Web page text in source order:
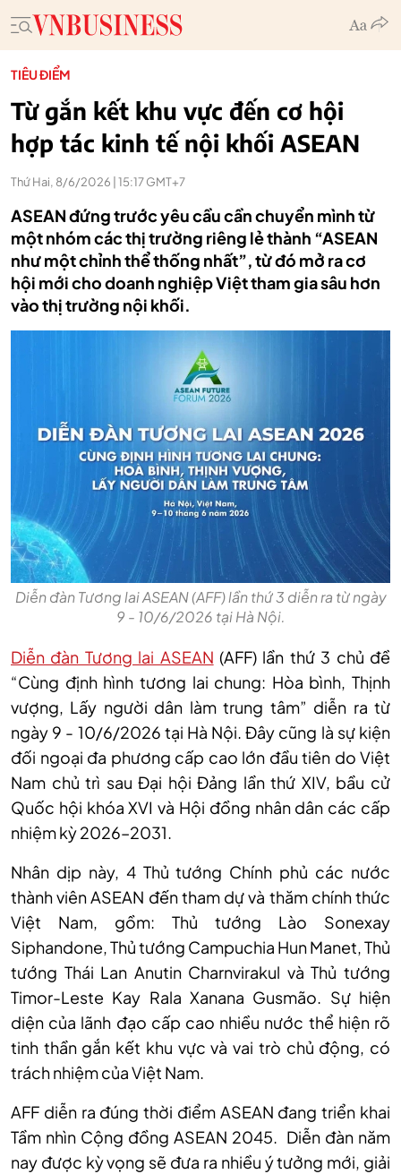
TIÊU ĐIỂM
Từ gắn kết khu vực đến cơ hội
hợp tác kinh tế nội khối ASEAN
Thứ Hai, 8/6/2026 | 15:17 GMT+7
ASEAN đứng trước yêu cầu cần chuyển mình từ
một nhóm các thị trường riêng lẻ thành “ASEAN
như một chỉnh thể thống nhất”, từ đó mở ra cơ
hội mới cho doanh nghiệp Việt tham gia sâu hơn
vào thị trường nội khối.
Diễn đàn Tương lai ASEAN (AFF) lần thứ 3 diễn ra từ ngày
9 - 10/6/2026 tại Hà Nội.
Diễn đàn Tương lai ASEAN (AFF) lần thứ 3 chủ đề
“Cùng định hình tương lai chung: Hòa bình, Thịnh
vượng, Lấy người dân làm trung tâm” diễn ra từ
ngày 9 - 10/6/2026 tại Hà Nội. Đây cũng là sự kiện
đối ngoại đa phương cấp cao lớn đầu tiên do Việt
Nam chủ trì sau Đại hội Đảng lần thứ XIV, bầu cử
Quốc hội khóa XVI và Hội đồng nhân dân các cấp
nhiệm kỳ 2026–2031.
Nhân dịp này, 4 Thủ tướng Chính phủ các nước
thành viên ASEAN đến tham dự và thăm chính thức
Việt Nam, gồm: Thủ tướng Lào Sonexay
Siphandone, Thủ tướng Campuchia Hun Manet, Thủ
tướng Thái Lan Anutin Charnvirakul và Thủ tướng
Timor-Leste Kay Rala Xanana Gusmão. Sự hiện
diện của lãnh đạo cấp cao nhiều nước thể hiện rõ
tinh thần gắn kết khu vực và vai trò chủ động, có
trách nhiệm của Việt Nam.
AFF diễn ra đúng thời điểm ASEAN đang triển khai
Tầm nhìn Cộng đồng ASEAN 2045. Diễn đàn năm
nay được kỳ vọng sẽ đưa ra nhiều ý tưởng mới, giải